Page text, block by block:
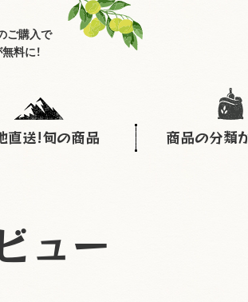
ご購入で
料に！
直送!旬の商品 商品の分類
ュー